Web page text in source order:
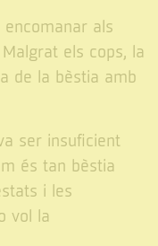
als
els cops, la
de la bèstia amb
ser insuficient
és tan bèstia
i les
vol la